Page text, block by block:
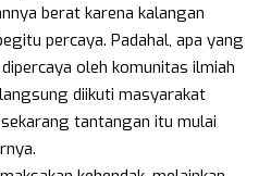
berat karena kalangan
percaya. Padahal, apa yang
oleh komunitas ilmiah
diikuti masyarakat
tantangan itu mulai